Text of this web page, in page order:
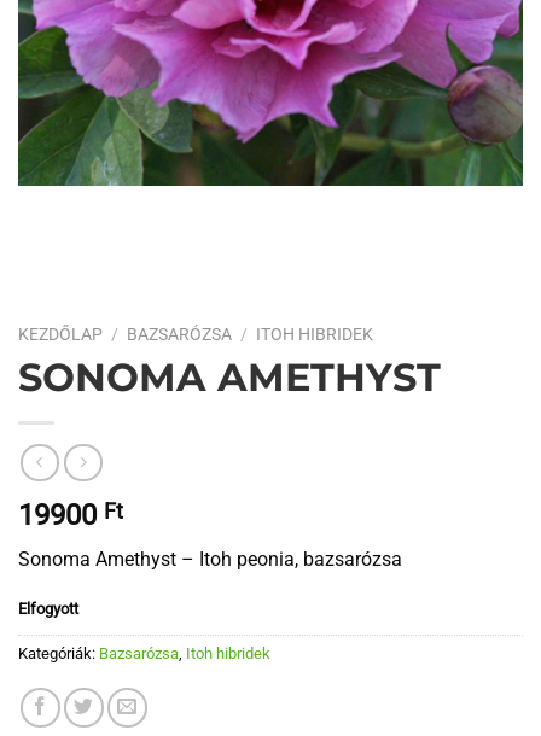
KEZDŐLAP / BAZSARÓZSA / ITOH HIBRIDEK
SONOMA AMETHYST
19900 Ft
Sonoma Amethyst – Itoh peonia, bazsarózsa
Elfogyott
Kategóriák: Bazsarózsa, Itoh hibridek